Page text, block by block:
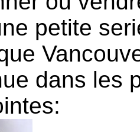
petite
dans les